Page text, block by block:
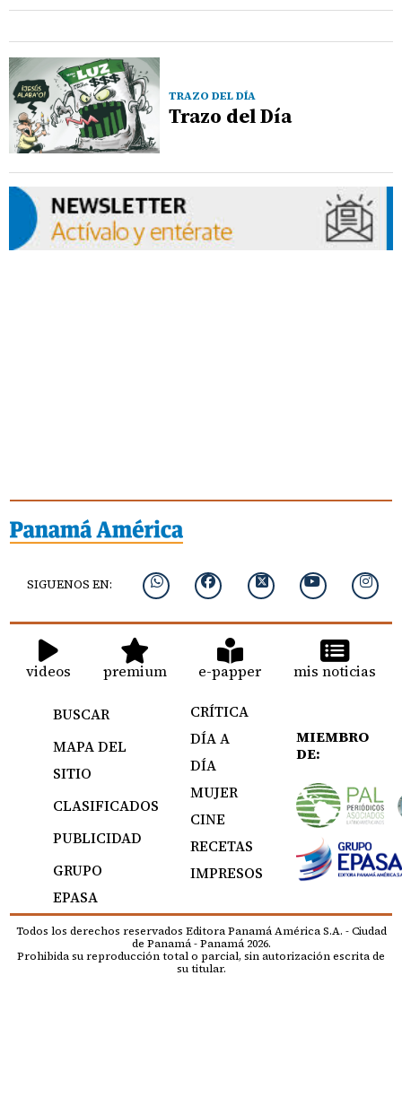
TRAZO DEL DÍA
Trazo del Día
SIGUENOS EN:
videos premium e-papper mis noticias
BUSCAR
MAPA DEL
SITIO
CLASIFICADOS
PUBLICIDAD
GRUPO
EPASA
CRÍTICA
DÍA A
DÍA
MUJER
CINE
RECETAS
IMPRESOS
MIEMBRO
DE:
Todos los derechos reservados Editora Panamá América S.A. - Ciudad
de Panamá - Panamá 2026.
Prohibida su reproducción total o parcial, sin autorización escrita de
su titular.